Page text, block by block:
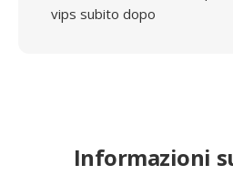
vips subito dopo
Informazioni